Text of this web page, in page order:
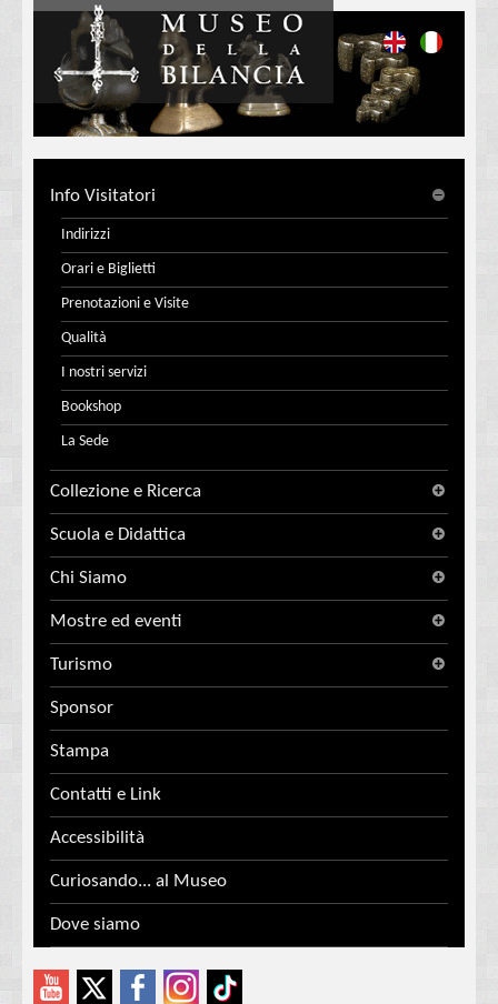
Info Visitatori
Indirizzi
Orari e Biglietti
Prenotazioni e Visite
Qualità
I nostri servizi
Bookshop
La Sede
Collezione e Ricerca
Scuola e Didattica
Chi Siamo
Mostre ed eventi
Turismo
Sponsor
Stampa
Contatti e Link
Accessibilità
Curiosando... al Museo
Dove siamo